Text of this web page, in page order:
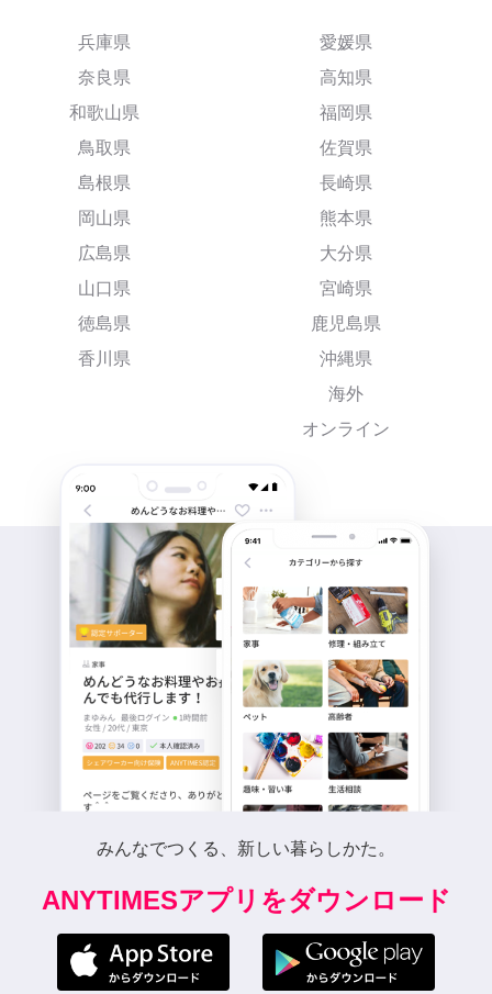
兵庫県
奈良県
和歌山県
鳥取県
島根県
岡山県
広島県
山口県
徳島県
香川県
愛媛県
高知県
福岡県
佐賀県
長崎県
熊本県
大分県
宮崎県
鹿児島県
沖縄県
海外
オンライン
みんなでつくる、新しい暮らしかた。
ANYTIMESアプリをダウンロード